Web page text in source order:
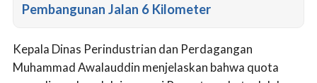
Pembangunan Jalan 6 Kilometer
Kepala Dinas Perindustrian dan Perdagangan
Muhammad Awalauddin menjelaskan bahwa quota